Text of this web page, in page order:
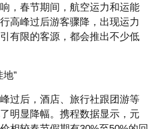
，春节期间，航空运力和运能
高峰过后游客骤降，出现运力
有限的客源，都会推出不少低
”
过后，酒店、旅行社跟团游等
明显降幅。携程数据显示，元